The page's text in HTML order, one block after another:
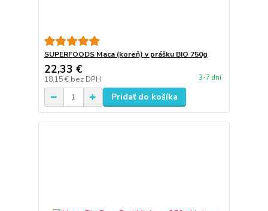
SUPERFOODS Maca (koreň) v prášku BIO 750g
22,33 €
18,15 € bez DPH 3-7 dní
Pridať do košíka